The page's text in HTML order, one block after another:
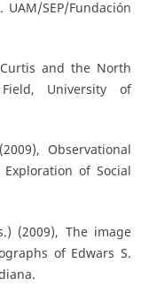
SEP/Fundación
and the North
University of
Observational
of Social
(2009), The image
of Edwars S.